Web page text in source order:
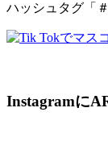
ハッシュタグ「
Instagramに